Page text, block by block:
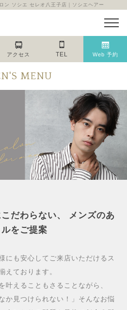
ン ソシエ セレオ八王子店｜ソシエヘアー
アクセス TEL Web 予約
MENU
だわらない、 メンズのあ
をご提案
にも安心してご来店いただけるス
えております。
叶えることもさることながら、
か見つけられない！」そんなお悩